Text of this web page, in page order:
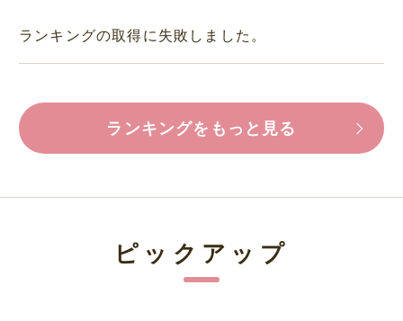
ランキングの取得に失敗しました。
ランキングをもっと見る
ピックアップ